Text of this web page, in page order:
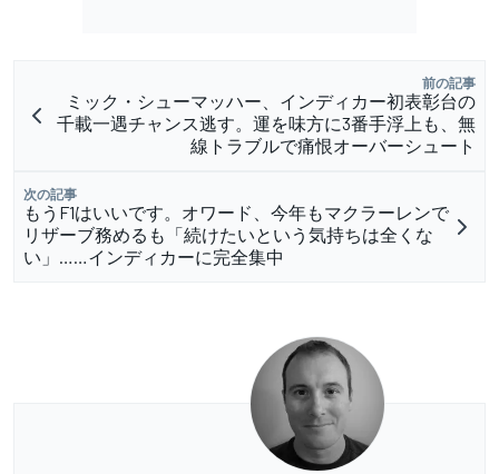
前の記事
ミック・シューマッハー、インディカー初表彰台の
千載一遇チャンス逃す。運を味方に3番手浮上も、無
線トラブルで痛恨オーバーシュート
次の記事
もうF1はいいです。オワード、今年もマクラーレンで
リザーブ務めるも「続けたいという気持ちは全くな
い」……インディカーに完全集中